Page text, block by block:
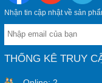
Nhận tin cập nhật về sản
THỐNG KÊ TRUY